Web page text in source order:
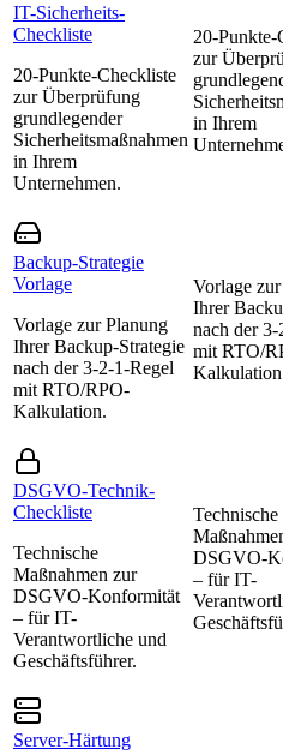
IT-Sicherheits-
Checkliste
20-Punkte-Checkliste
zur Überprüfung
grundlegender
Sicherheitsmaßnahmen
in Ihrem
Unternehmen.
20-Punkte-
zur
in Ihrem
Backup-Strategie
Vorlage
Vorlage zur Planung
Ihrer Backup-Strategie
nach der 3-2-1-Regel
mit RTO/RPO-
Kalkulation.
Vorlage
Ihrer
nach der
mit RTO/
DSGVO-Technik-
Checkliste
Technische
Maßnahmen zur
DSGVO-Konformität
– für IT-
Verantwortliche und
Geschäftsführer.
Technische
DSGVO-
– für IT-
Server-Härtung